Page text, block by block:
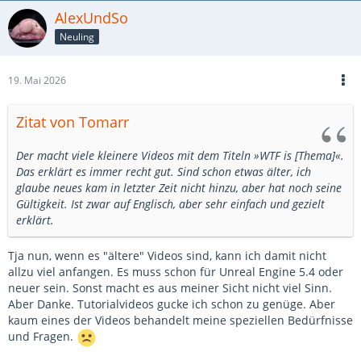
AlexUndSo
Neuling
19. Mai 2026
Zitat von Tomarr
Der macht viele kleinere Videos mit dem Titeln »WTF is [Thema]«.
Das erklärt es immer recht gut. Sind schon etwas älter, ich
glaube neues kam in letzter Zeit nicht hinzu, aber hat noch seine
Gültigkeit. Ist zwar auf Englisch, aber sehr einfach und gezielt
erklärt.
Tja nun, wenn es "ältere" Videos sind, kann ich damit nicht
allzu viel anfangen. Es muss schon für Unreal Engine 5.4 oder
neuer sein. Sonst macht es aus meiner Sicht nicht viel Sinn.
Aber Danke. Tutorialvideos gucke ich schon zu genüge. Aber
kaum eines der Videos behandelt meine speziellen Bedürfnisse
und Fragen.